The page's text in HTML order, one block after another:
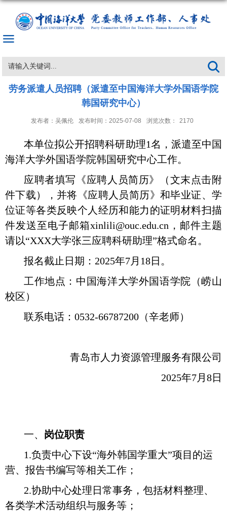
劳务派遣人员招聘（派遣至中国海洋大学外国语学院
韩国研究中心）
发布者：吴佩伦 发布时间：2025-07-08 浏览次数： 2170
本单位拟公开招聘科研助理1名，派遣至中国
海洋大学外国语学院韩国研究中心工作。
应聘者填写 《应聘人员简历》（文末 点击附
件下载）
，并将《应聘人员简历》和毕业证、学
位证等各类反映个人经历和能力的证明材料扫描
件发送至电子邮箱xinlili@ouc.edu.cn，邮件主题
请以“XXX大学张三应聘科研助理”格式命名。
报名截止日期： 2025年7月18日。
工作地点：中国海洋大学外国语学院（崂山
校区）
联系电话： 0532-66787200（辛老师）
青岛市人力资源管理服务有限公司
2025年7月8日
一、 岗位职责
1.负责中心下设“海外韩国学重大”项目的运
营、报告书编写等相关工作；
2.协助中心处理日常事务，包括材料整理、
各类学术活动组织与服务等；